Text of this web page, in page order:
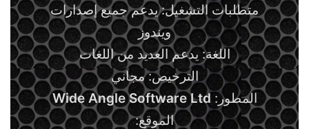
متطلبات التشغيل: يدعم جميع إصدارات
ويندوز
اللغة: يدعم العديد من اللغات
الترخيص: مجاني
المطور:Wide Angle Software Ltd
الموقع: